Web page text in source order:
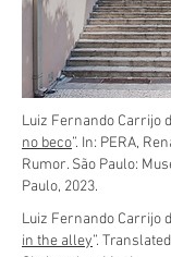
Luiz Fernando Carrijo
no beco”. In: PERA,
Rumor. São Paulo:
Paulo, 2023.
Luiz Fernando Carrijo
in the alley”.